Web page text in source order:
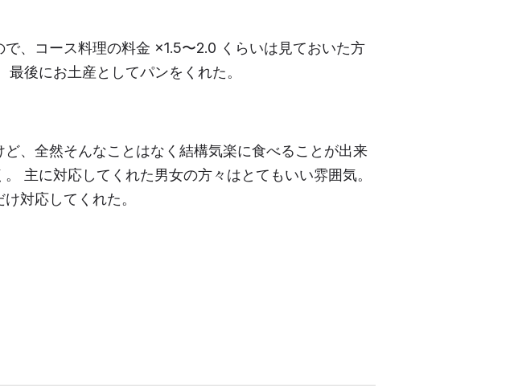
、コース料理の料金 ×1.5〜2.0 くらいは見ておいた方
後にお土産としてパンをくれた。
、全然そんなことはなく結構気楽に食べることが出来
主に対応してくれた男女の方々はとてもいい雰囲気。
対応してくれた。